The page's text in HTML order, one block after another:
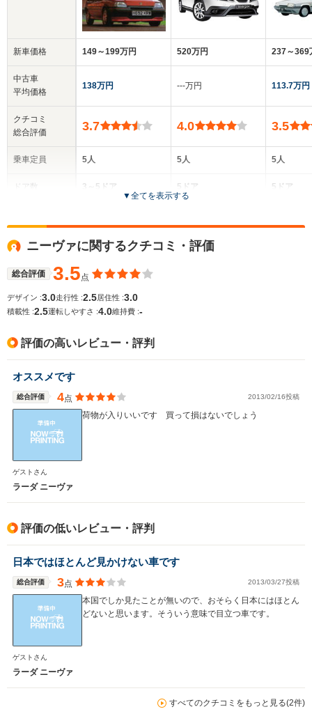
新車価格
中古車
平均価格
クチコミ
総合評価
乗車定員
ドア数
サイズ
WLTCモード
燃費
駆動方式
149～199万円
138万円
3.7
5人
3～5ドア
全高
1.56m～1.58m
3.52m～3.57m
FF
520万円
‐‐‐万円
4.0
5人
5ドア
全高
4WD
237～369
113.7万円
3.5
5人
5ドア
全高
FF
▼全てを表示する
ニーヴァに関するクチコミ・評価
総合評価 3.5点
デザイン :3.0走行性 :2.5居住性 :3.0
積載性 :2.5運転しやすさ :4.0維持費 :-
評価の高いレビュー・評判
オススメです
総合評価 4点 2013/02/16投稿
荷物が入りいいです 買って損はないでしょう
ゲストさん
ラーダ ニーヴァ
評価の低いレビュー・評判
日本ではほとんど見かけない車です
総合評価 3点 2013/03/27投稿
本国でしか見たことが無いので、おそらく日本にはほとん
どないと思います。そういう意味で目立つ車です。
ゲストさん
ラーダ ニーヴァ
すべてのクチコミをもっと見る(2件)